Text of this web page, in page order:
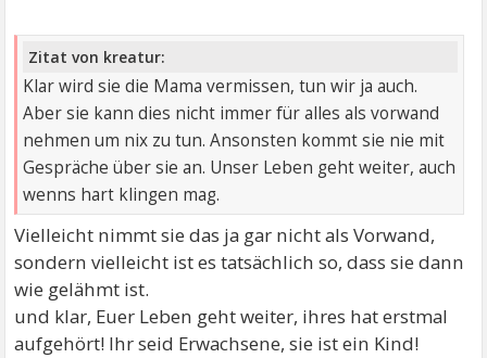
Zitat von kreatur:
Klar wird sie die Mama vermissen, tun wir ja auch.
Aber sie kann dies nicht immer für alles als vorwand
nehmen um nix zu tun. Ansonsten kommt sie nie mit
Gespräche über sie an. Unser Leben geht weiter, auch
wenns hart klingen mag.
Vielleicht nimmt sie das ja gar nicht als Vorwand,
sondern vielleicht ist es tatsächlich so, dass sie dann
wie gelähmt ist.
und klar, Euer Leben geht weiter, ihres hat erstmal
aufgehört! Ihr seid Erwachsene, sie ist ein Kind!